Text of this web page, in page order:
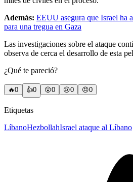
Además: EEUU asegura que Israel ha
para una tregua en Gaza
Las investigaciones sobre el ataque
observa de cerca el desarrollo de esta
¿Qué te pareció?
🔥0 👍0 😲0 😢0 😠0
Etiquetas
LíbanoHezbollahIsrael ataque al Líbano